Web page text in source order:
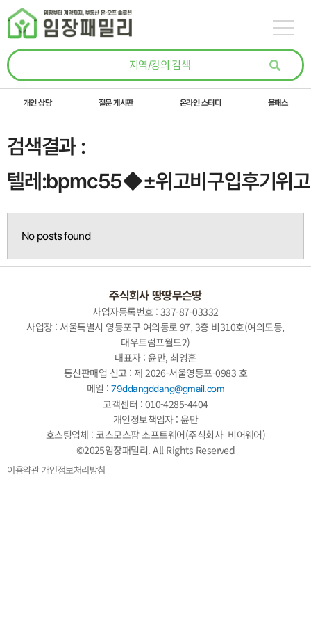
콘텐츠로
건너뛰기
개인 상담 질문 게시판 온라인 스터디 올패스
검색결과 :
텔레:bpmc55◆±위고비구입후기위
No posts found
주식회사 땅땅무슨땅
사업자등록번호 : 337-87-03332
사업장 : 서울특별시 영등포구 여의동로 97, 3층 비310호(여의도동,
대우트럼프월드2)
대표자 : 윤만, 최영훈
통신판매업 신고 : 제 2026-서울영등포-0983 호
메일 :79ddangddang@gmail.com
고객센터 : 010-4285-4404
개인정보책임자 : 윤만
호스팅업체 : 코스모스팜 소프트웨어(주식회사 비어웨어)
©2025임장패밀리. All Rights Reserved
이용약관개인정보처리방침